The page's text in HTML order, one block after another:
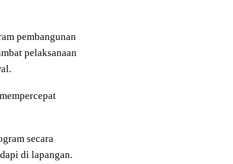
pembangunan
pelaksanaan
secara
di lapangan.